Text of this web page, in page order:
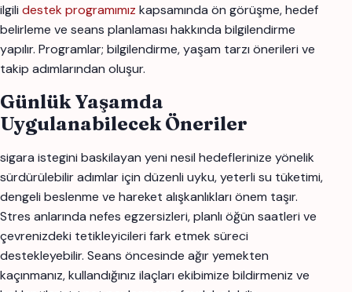
ilgili destek programımız kapsamında ön görüşme, hedef
belirleme ve seans planlaması hakkında bilgilendirme
yapılır. Programlar; bilgilendirme, yaşam tarzı önerileri ve
takip adımlarından oluşur.
Günlük Yaşamda
Uygulanabilecek Öneriler
sigara istegini baskilayan yeni nesil hedeflerinize yönelik
sürdürülebilir adımlar için düzenli uyku, yeterli su tüketimi,
dengeli beslenme ve hareket alışkanlıkları önem taşır.
Stres anlarında nefes egzersizleri, planlı öğün saatleri ve
çevrenizdeki tetikleyicileri fark etmek süreci
destekleyebilir. Seans öncesinde ağır yemekten
kaçınmanız, kullandığınız ilaçları ekibimize bildirmeniz ve